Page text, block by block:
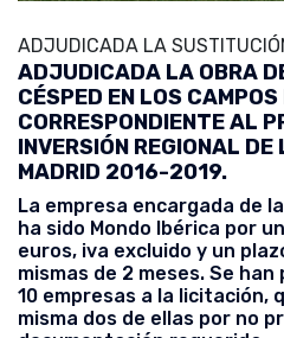
ADJUDICADA LA
ADJUDICADA LA OBRA
CÉSPED EN LOS
CORRESPONDIENTE AL
INVERSIÓN REGIONAL
MADRID 2016-2019.
La empresa encargada de
ha sido Mondo Ibérica por
euros, iva excluido y un
mismas de 2 meses. Se
10 empresas a la licitación,
misma dos de ellas por no